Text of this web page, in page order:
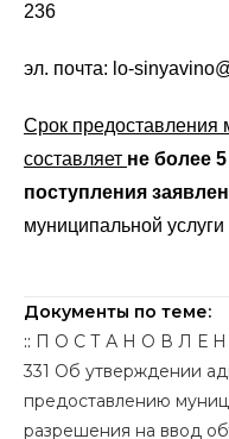
236
эл. почта: lo-
Срок предоставления
составляет не более
поступления
муниципальной
Документы по теме:
:: П О С Т А Н О В Л Е Н
331 Об утверждении
предоставлению
разрешения на ввод